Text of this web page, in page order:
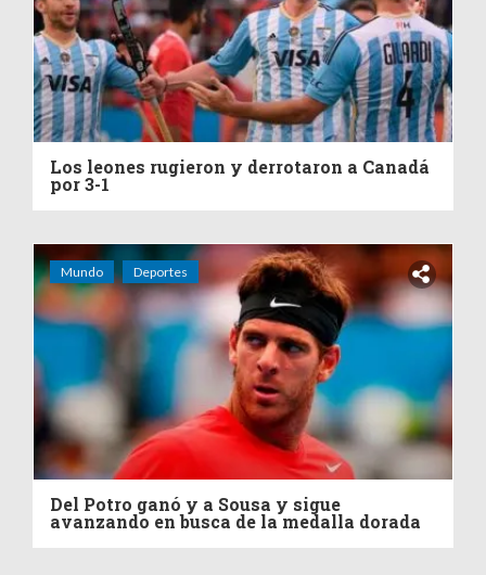
Los leones rugieron y derrotaron a Canadá
por 3-1
Mundo Deportes
Del Potro ganó y a Sousa y sigue
avanzando en busca de la medalla dorada